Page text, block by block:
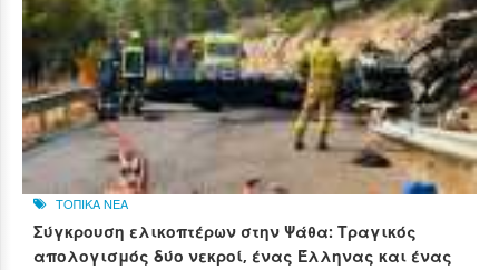
ΤΟΠΙΚΑ ΝΕΑ
Σύγκρουση ελικοπτέρων στην Ψάθα: Τραγικός
απολογισμός δύο νεκροί, ένας Έλληνας και ένας